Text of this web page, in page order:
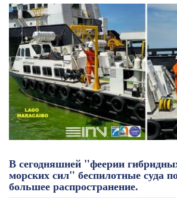
В сегодняшней "феерии
морских сил" беспилотные суда
большее распространение.